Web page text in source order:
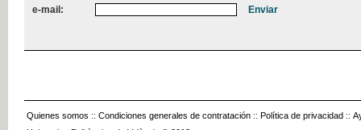
e-mail:
Quienes somos :: Condiciones generales de contratación :: Política de privacidad ::